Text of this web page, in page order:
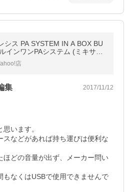
シス PA SYSTEM IN A BOX BU
インワンPAシステム (ミキサ
ー / スタンド・マイク付)
店
集 2017/11/12
います。
スなどがあれば持ち運びは便利な
ほどの音量が出ず、メーカー問い
もなくはUSBで使用できませんで